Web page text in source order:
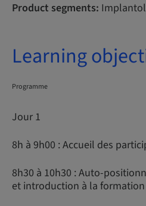
Product segments:
Learning
Programme
Jour 1
8h à 9h00 : Accueil des
8h30 à 10h30 : Auto-
et introduction à la formation